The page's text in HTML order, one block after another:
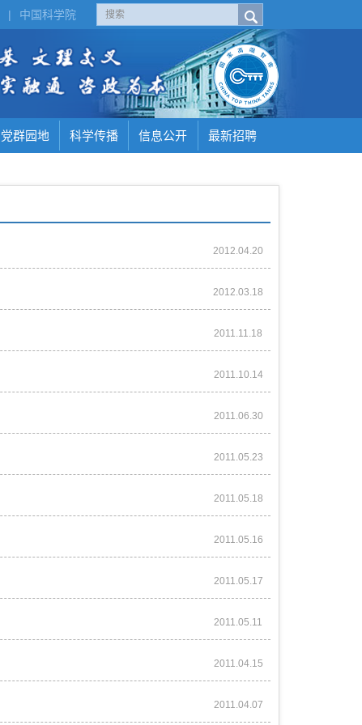
中国科学院
|
党群园地 科学传播 信息公开 最新招聘
2012.04.20
2012.03.18
2011.11.18
2011.10.14
2011.06.30
2011.05.23
2011.05.18
2011.05.16
2011.05.17
2011.05.11
2011.04.15
2011.04.07